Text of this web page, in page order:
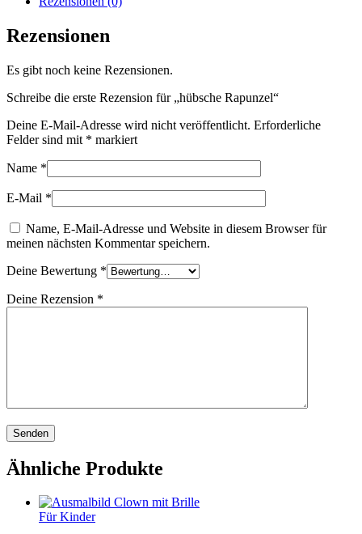
Rezensionen
Es gibt noch keine Rezensionen.
Schreibe die erste Rezension für „hübsche Rapunzel“
Deine E-Mail-Adresse wird nicht veröffentlicht. Erforderliche
Felder sind mit * markiert
Name *
E-Mail *
Name, E-Mail-Adresse und Website in diesem Browser für
meinen nächsten Kommentar speichern.
Deine Bewertung *
Deine Rezension *
Ähnliche Produkte
Für Kinder